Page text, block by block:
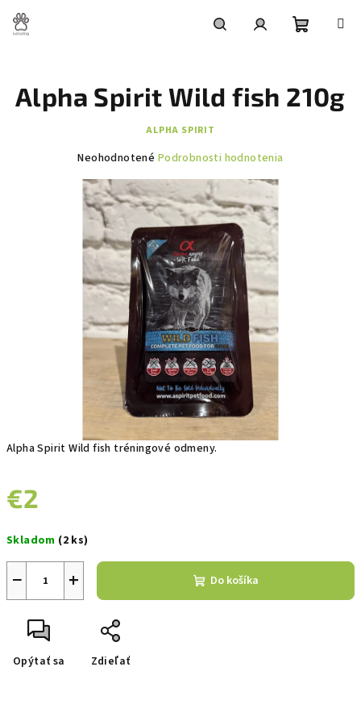
obsah
košík
Alpha Spirit Wild fish tréningové odmeny.
€2
cena:
Skladom (2 ks)
+
− Do košíka
Opýtať sa Zdieľať
Alpha Spirit Wild fish 210g
ALPHA SPIRIT
Priemerné
produktu
je
0,0
z
hviezdičiek.
Neohodnotené Podrobnosti hodnotenia